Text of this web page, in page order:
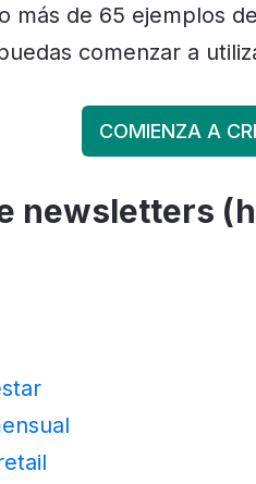
más de 65 ejemplos
comenzar a
COMIENZA A
newsletters